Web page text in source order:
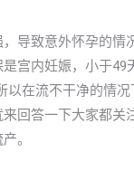
导致意外怀孕的
宫内妊娠，小于
以在流不干净的情
回答一下大家都关
。